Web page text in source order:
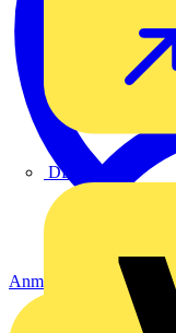
DEHN
Anmelden Registrierung